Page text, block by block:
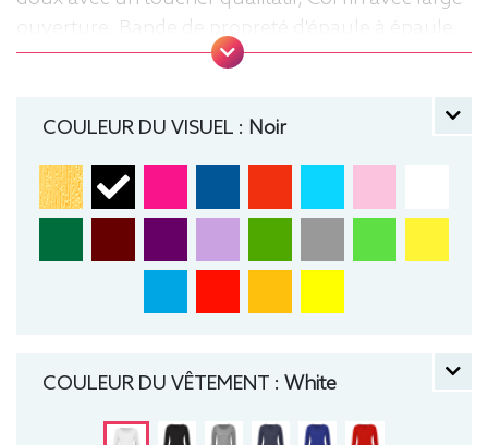
ouverture, Bande de propreté d'épaule à épaule,
Coutures latérales, Lavable jusqu'à 40°C, Moyen
rond, Bio / Organic, B&C
COULEUR DU VISUEL : Noir
COULEUR DU VÊTEMENT : White